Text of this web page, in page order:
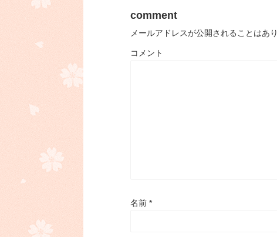
comment
メールアドレスが公開されることはあり
コメント
名前 *